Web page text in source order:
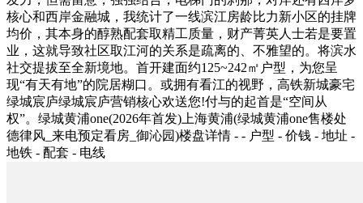
核心和西岸金融城，我统计了一线滨江房龄比力新小区的挂牌
均价，其本身的醇熟配套取精工质量，财产菁英人士若是要置
业，这就导致社区取江河的关系是疏离的、不雅望的。将滨水
社交提拔至全新境地。首开建面约125~242㎡户型，为您呈
现“有天有地”的院居糊口。或拥有看江的视野，高铁新城豪宅
绿城宸庐绿城宸庐营销核心欢送您!付与的起首是“空间从
权”。绿城黄浦one(2026年首发)上海黄浦(绿城黄浦one售楼处
德律风_来电预定看房_御沁园)楼盘详情 - - 户型 - 价钱 - 地址 -
地铁 - 配套 - 电线